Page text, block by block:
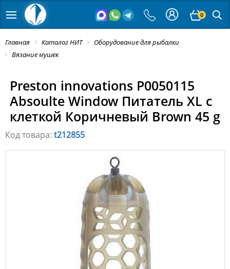
0
Главная Каталог НИТ
Оборудование для рыбалки
Вязание мушек
Preston innovations P0050115
Absoulte Window Питатель XL с
клеткой Коричневый Brown 45 g
Код товара: t212855